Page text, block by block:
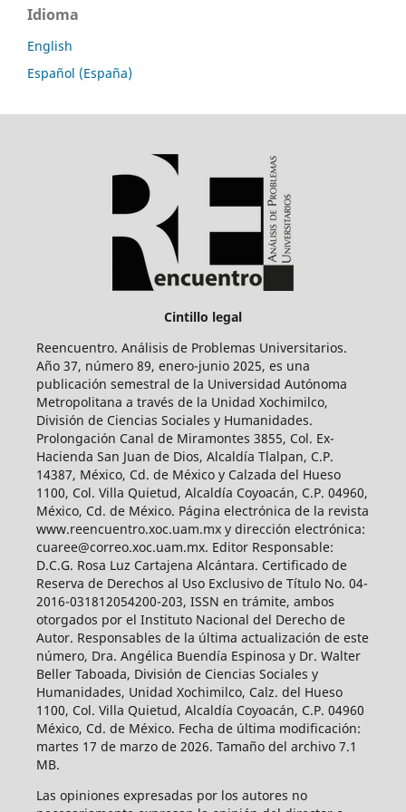
Idioma
English
Español (España)
Cintillo legal
Reencuentro. Análisis de Problemas Universitarios.
Año 37, número 89, enero-junio 2025, es una
publicación semestral de la Universidad Autónoma
Metropolitana a través de la Unidad Xochimilco,
División de Ciencias Sociales y Humanidades.
Prolongación Canal de Miramontes 3855, Col. Ex-
Hacienda San Juan de Dios, Alcaldía Tlalpan, C.P.
14387, México, Cd. de México y Calzada del Hueso
1100, Col. Villa Quietud, Alcaldía Coyoacán, C.P. 04960,
México, Cd. de México. Página electrónica de la revista
www.reencuentro.xoc.uam.mx y dirección electrónica:
cuaree@correo.xoc.uam.mx. Editor Responsable:
D.C.G. Rosa Luz Cartajena Alcántara. Certificado de
Reserva de Derechos al Uso Exclusivo de Título No. 04-
2016-031812054200-203, ISSN en trámite, ambos
otorgados por el Instituto Nacional del Derecho de
Autor. Responsables de la última actualización de este
número, Dra. Angélica Buendía Espinosa y Dr. Walter
Beller Taboada, División de Ciencias Sociales y
Humanidades, Unidad Xochimilco, Calz. del Hueso
1100, Col. Villa Quietud, Alcaldía Coyoacán, C.P. 04960
México, Cd. de México. Fecha de última modificación:
martes 17 de marzo de 2026. Tamaño del archivo 7.1
MB.
Las opiniones expresadas por los autores no